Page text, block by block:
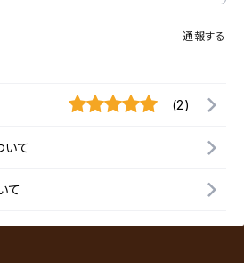
通報する
(2)
いて
て